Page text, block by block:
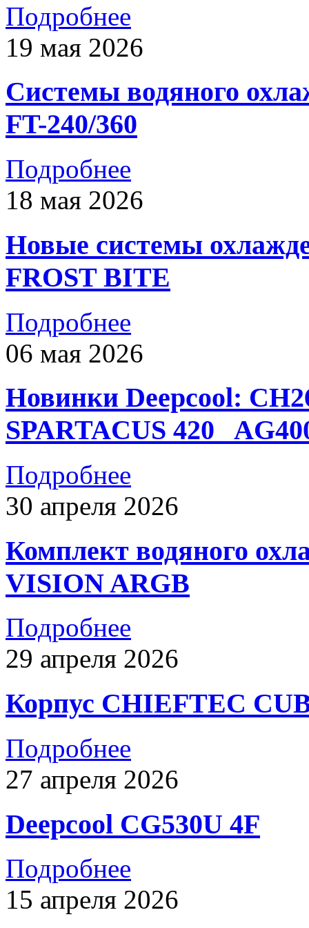
Подробнее
19 мая 2026
Системы водяного
FT-240/360
Подробнее
18 мая 2026
Новые системы
FROST BITE
Подробнее
06 мая 2026
Новинки Deepcool:
SPARTACUS 420_
Подробнее
30 апреля 2026
Комплект водяного
VISION ARGB
Подробнее
29 апреля 2026
Корпус CHIEFTEC
Подробнее
27 апреля 2026
Deepcool CG530U 4F
Подробнее
15 апреля 2026